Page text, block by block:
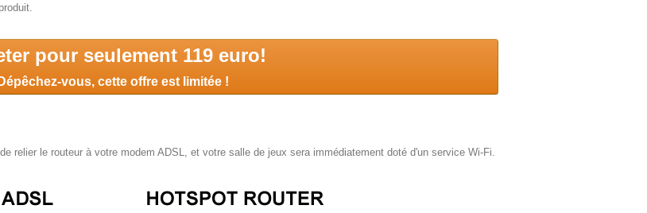
pour seulement 119 euro!
Dépêchez-vous, cette offre est limitée !
relier le routeur à votre modem ADSL, et votre salle de jeux sera immédiatement doté d'un service Wi-Fi.